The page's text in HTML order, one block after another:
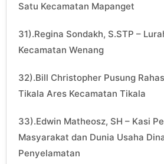
Satu Kecamatan Mapanget
31).Regina Sondakh, S.STP –
Kecamatan Wenang
32).Bill Christopher Pusung
Tikala Ares Kecamatan Tikala
33).Edwin Matheosz, SH – Kasi
Masyarakat dan Dunia Usaha
Penyelamatan